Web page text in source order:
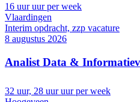
16 uur uur per week
Vlaardingen
Interim opdracht, zzp vacature
8 augustus 2026
Analist Data &
32 uur, 28 uur uur per week